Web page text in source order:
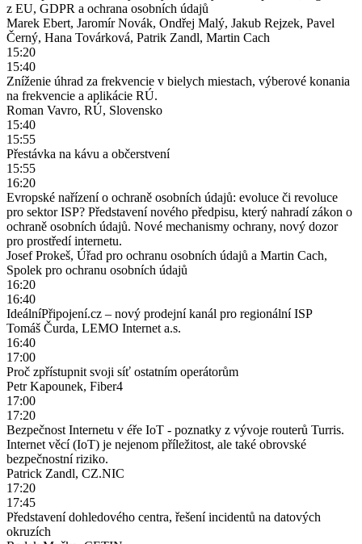
z EU, GDPR a ochrana osobních údajů
Marek Ebert, Jaromír Novák, Ondřej Malý, Jakub Rejzek, Pavel
Černý, Hana Továrková, Patrik Zandl, Martin Cach
15:20
15:40
Zníženie úhrad za frekvencie v bielych miestach, výberové konania
na frekvencie a aplikácie RÚ.
Roman Vavro, RÚ, Slovensko
15:40
15:55
Přestávka na kávu a občerstvení
15:55
16:20
Evropské nařízení o ochraně osobních údajů: evoluce či revoluce
pro sektor ISP? Představení nového předpisu, který nahradí zákon o
ochraně osobních údajů. Nové mechanismy ochrany, nový dozor
pro prostředí internetu.
Josef Prokeš, Úřad pro ochranu osobních údajů a Martin Cach,
Spolek pro ochranu osobních údajů
16:20
16:40
IdeálníPřipojení.cz – nový prodejní kanál pro regionální ISP
Tomáš Čurda, LEMO Internet a.s.
16:40
17:00
Proč zpřístupnit svoji síť ostatním operátorům
Petr Kapounek, Fiber4
17:00
17:20
Bezpečnost Internetu v éře IoT - poznatky z vývoje routerů Turris.
Internet věcí (IoT) je nejenom příležitost, ale také obrovské
bezpečnostní riziko.
Patrick Zandl, CZ.NIC
17:20
17:45
Představení dohledového centra, řešení incidentů na datových
okruzích